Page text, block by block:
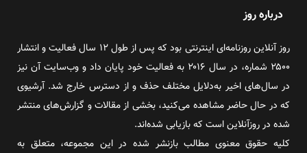
درباره روز
روز آنلاین روزنامه‌ای اینترنتی بود که پس از طول ۱۲ سال فعالیت و انتشار
۲۵۰۰ شماره، در سال ۲۰۱۶ به فعالیت خود پایان داد و وب‌سایت آن نیز
در سال‌های اخیر به‌دلایل مختلف حذف و از دسترس خارج شد. آرشیوی
که در حال حاضر مشاهده می‌کنید، بخشی از مقالات و گزارش‌های منتشر
شده در روزآنلاین است که بازیابی شده‌اند.
کلیه حقوق معنوی مطالب بازنشر شده در این مجموعه، متعلق به